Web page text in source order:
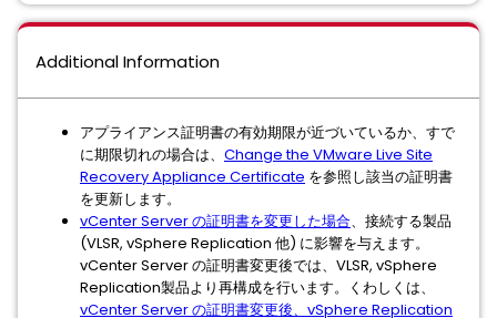
Additional Information
アプライアンス証明書の有効期限が近づいているか、すで
に期限切れの場合は、 Change the VMware Live Site
Recovery Appliance Certificate を参照し該当の証明書
を更新します。
vCenter Server の証明書を変更した場合、接続する製品
(VLSR, vSphere Replication 他) に影響を与えます。
vCenter Server の証明書変更後では、VLSR, vSphere
Replication製品より再構成を行います。くわしくは、
vCenter Server の証明書変更後、vSphere Replication